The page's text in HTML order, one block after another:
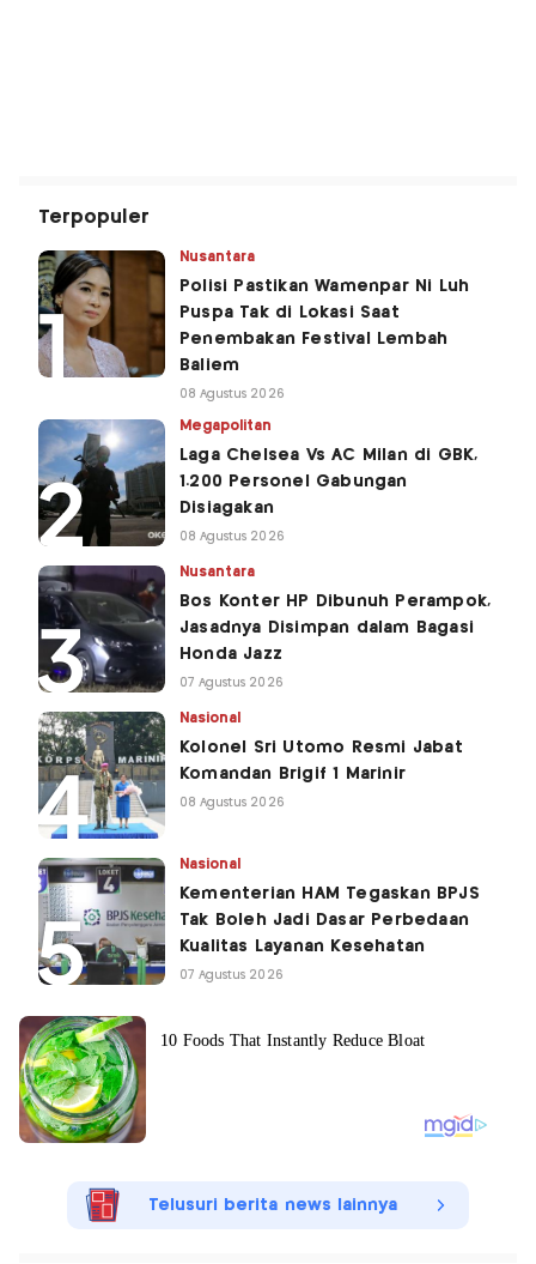
Terpopuler
Nusantara
Polisi Pastikan Wamenpar Ni Luh
Puspa Tak di Lokasi Saat
Penembakan Festival Lembah
Baliem
08 Agustus 2026
Megapolitan
Laga Chelsea Vs AC Milan di GBK,
1.200 Personel Gabungan
Disiagakan
08 Agustus 2026
Nusantara
Bos Konter HP Dibunuh Perampok,
Jasadnya Disimpan dalam Bagasi
Honda Jazz
07 Agustus 2026
Nasional
Kolonel Sri Utomo Resmi Jabat
Komandan Brigif 1 Marinir
08 Agustus 2026
Nasional
Kementerian HAM Tegaskan BPJS
Tak Boleh Jadi Dasar Perbedaan
Kualitas Layanan Kesehatan
07 Agustus 2026
Telusuri berita news lainnya